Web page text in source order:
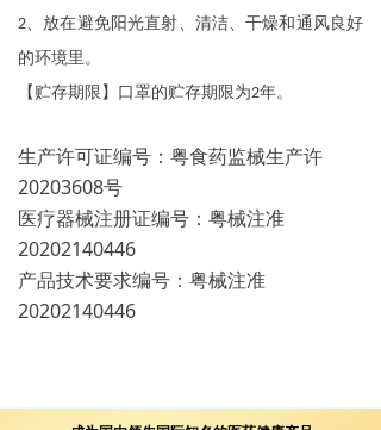
2、放在避免阳光直射、清洁、干燥和通风良好
的环境里。
【贮存期限】口罩的贮存期限为2年。
生产许可证编号：粤食药监械生产许
20203608号
医疗器械注册证编号：粤械注准
20202140446
产品技术要求编号：粤械注准
20202140446